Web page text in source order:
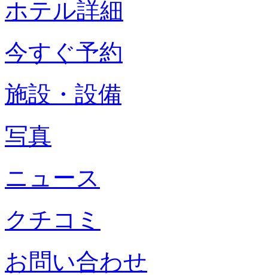
ホテル詳細
今すぐ予約
施設・設備
写真
ニュース
クチコミ
お問い合わせ